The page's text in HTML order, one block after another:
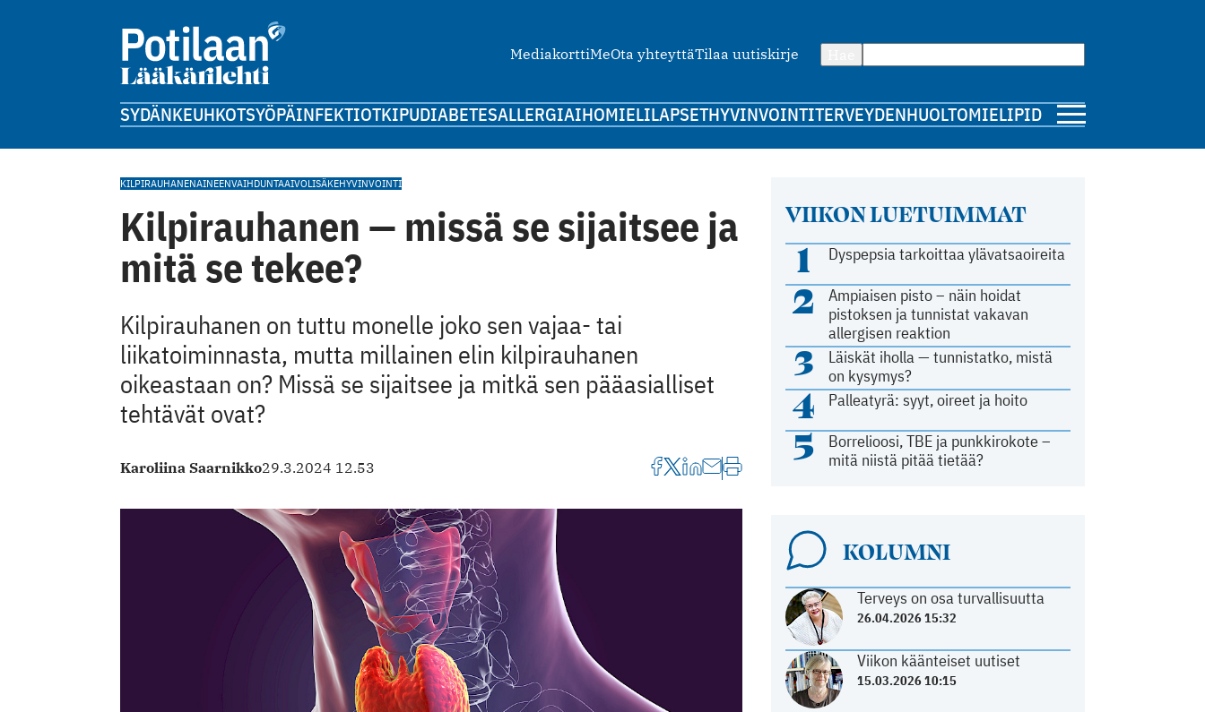
MediakorttiMeOta yhteyttäTilaa uutiskirje
SYDÄNKEUHKOTSYÖPÄINFEKTIOTKIPUDIABETESALLERGIAIHOMIELILAPSETHYVINVOINTITERVEYDENHUOLTOMIELIPIDE
VIIKON LUETUIMMAT
1 Dyspepsia tarkoittaa ylävatsaoireita
2
Ampiaisen pisto – näin hoidat
pistoksen ja tunnistat vakavan
allergisen reaktion
3
Läiskät iholla — tunnistatko, mistä
on kysymys?
4 Palleatyrä: syyt, oireet ja hoito
5
Borrelioosi, TBE ja punkkirokote –
mitä niistä pitää tietää?
KOLUMNI
Terveys on osa turvallisuutta
26.04.2026 15:32
Viikon käänteiset uutiset
15.03.2026 10:15
KILPIRAUHANENAINEENVAIHDUNTAAIVOLISÄKEHYVINVOINTI
Kilpirauhanen — missä se sijaitsee ja
mitä se tekee?
Kilpirauhanen on tuttu monelle joko sen vajaa- tai
liikatoiminnasta, mutta millainen elin kilpirauhanen
oikeastaan on? Missä se sijaitsee ja mitkä sen pääasialliset
tehtävät ovat?
Karoliina Saarnikko29.3.2024 12.53